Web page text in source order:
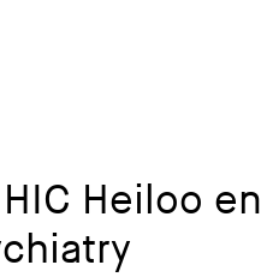
Heiloo en